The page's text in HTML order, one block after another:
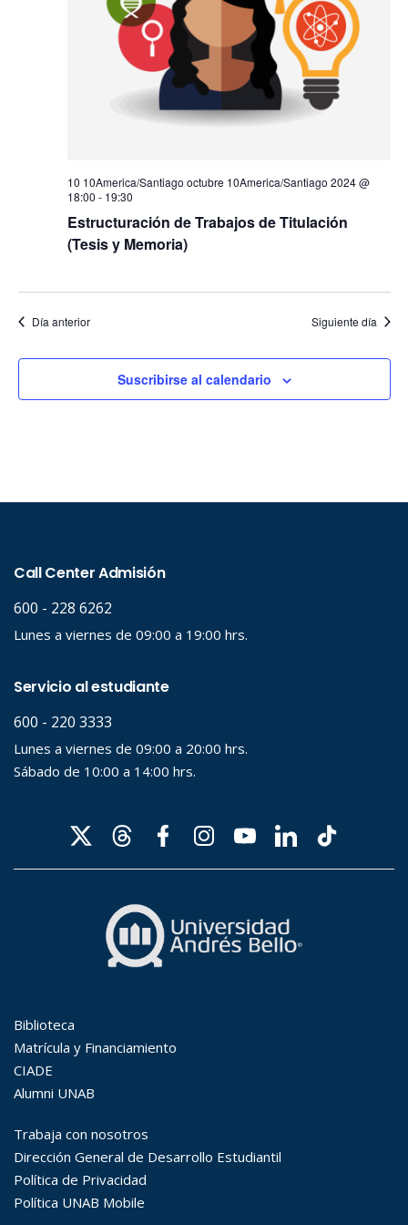
Eventos
10 10America/Santiago octubre 10America/Santiago 2024 @
18:00 - 19:30
Estructuración de Trabajos de Titulación
(Tesis y Memoria)
Día anterior Siguiente día
Suscribirse al calendario